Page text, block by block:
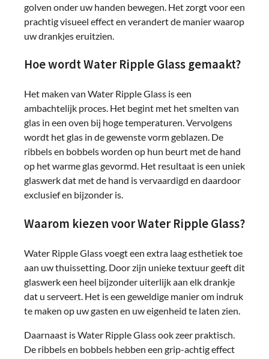
golven onder uw handen bewegen. Het zorgt voor een
prachtig visueel effect en verandert de manier waarop
uw drankjes eruitzien.
Hoe wordt Water Ripple Glass gemaakt?
Het maken van Water Ripple Glass is een
ambachtelijk proces. Het begint met het smelten van
glas in een oven bij hoge temperaturen. Vervolgens
wordt het glas in de gewenste vorm geblazen. De
ribbels en bobbels worden op hun beurt met de hand
op het warme glas gevormd. Het resultaat is een uniek
glaswerk dat met de hand is vervaardigd en daardoor
exclusief en bijzonder is.
Waarom kiezen voor Water Ripple Glass?
Water Ripple Glass voegt een extra laag esthetiek toe
aan uw thuissetting. Door zijn unieke textuur geeft dit
glaswerk een heel bijzonder uiterlijk aan elk drankje
dat u serveert. Het is een geweldige manier om indruk
te maken op uw gasten en uw eigenheid te laten zien.
Daarnaast is Water Ripple Glass ook zeer praktisch.
De ribbels en bobbels hebben een grip-achtig effect